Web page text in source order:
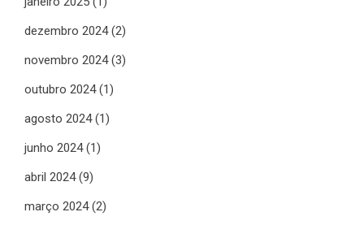
dezembro 2024(2)
novembro 2024(3)
outubro 2024(1)
agosto 2024(1)
junho 2024(1)
abril 2024(9)
março 2024(2)